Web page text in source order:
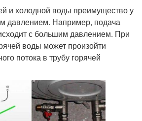
и холодной воды преимущество у
давлением. Например, подача
с большим давлением. При
воды может произойти
потока в трубу горячей